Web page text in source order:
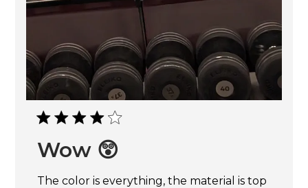
Wow 😲
The color is everything, the material is top